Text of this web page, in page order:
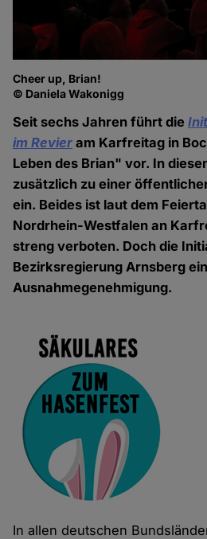
Cheer up, Brian!
© Daniela Wakonigg
Seit sechs Jahren führt die
im Revier am Karfreitag in
Leben des Brian" vor. In
zusätzlich zu einer
ein. Beides ist laut dem
Nordrhein-Westfalen an
streng verboten. Doch die
Bezirksregierung Arnsberg
Ausnahmegenehmigung.
In allen deutschen